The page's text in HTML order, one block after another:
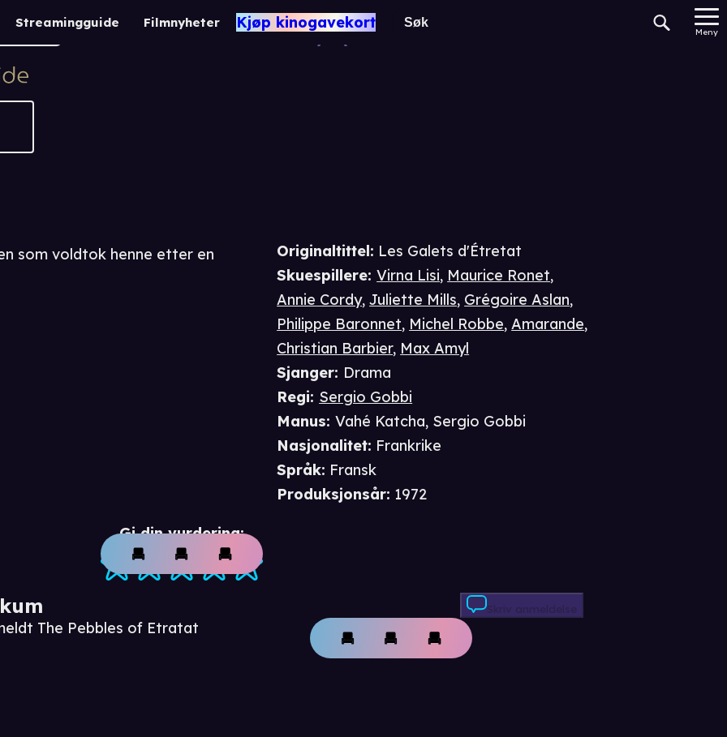
Streamingguide Filmnyheter Kjøp kinogavekort
Meny
Gi din vurdering:
The Pebbles of Etratat
Skriv anmeldelse
Originaltittel: Les Galets d'Étretat
Skuespillere:Virna Lisi, Maurice Ronet,
Annie Cordy,Juliette Mills, Grégoire Aslan,
Philippe Baronnet, Michel Robbe,Amarande,
Christian Barbier, Max Amyl
Sjanger: Drama
Regi: Sergio Gobbi
Manus:Vahé Katcha, Sergio Gobbi
Nasjonalitet: Frankrike
Språk: Fransk
Produksjonsår: 1972
som voldtok henne etter en